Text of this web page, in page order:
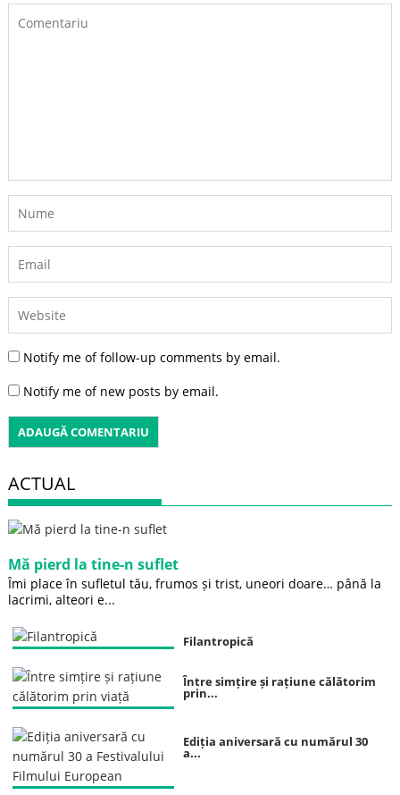
Notify me of follow-up comments by email.
Notify me of new posts by email.
ACTUAL
Mă pierd la tine-n suflet
Îmi place în sufletul tău, frumos și trist, uneori doare… până la
lacrimi, alteori e...
Filantropică
Între simțire și rațiune călătorim
prin...
Ediția aniversară cu numărul 30
a...